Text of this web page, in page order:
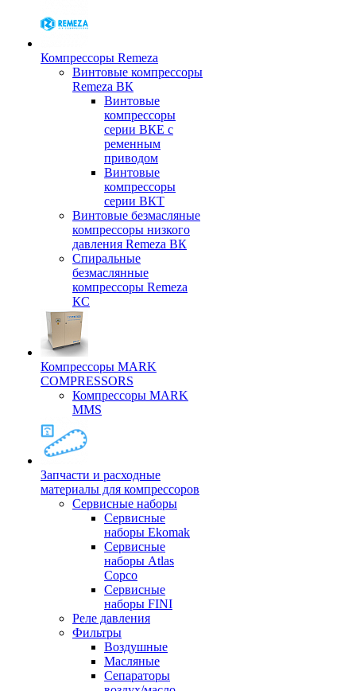
Компрессоры Remeza
Винтовые компрессоры
Remeza ВК
Винтовые
компрессоры
серии ВКЕ с
ременным
приводом
Винтовые
компрессоры
серии ВКТ
Винтовые безмасляные
компрессоры низкого
давления Remeza ВК
Спиральные
безмаслянные
компрессоры Remeza
КС
Компрессоры MARK
COMPRESSORS
Компрессоры MARK
MMS
Запчасти и расходные
материалы для компрессоров
Cервисные наборы
Сервисные
наборы Ekomak
Cервисные
наборы Atlas
Copco
Сервисные
наборы FINI
Реле давления
Фильтры
Воздушные
Масляные
Сепараторы